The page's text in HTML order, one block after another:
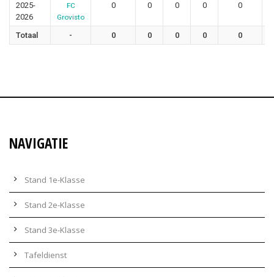
2025-
2026
FC
Grovisto
0 0 0 0 0
Totaal - 0 0 0 0 0
NAVIGATIE
Stand 1e-Klasse
Stand 2e-Klasse
Stand 3e-Klasse
Tafeldienst